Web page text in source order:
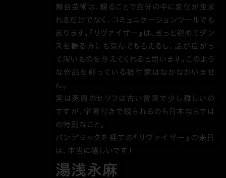
舞台芸術は、観ることで自分の中に変化が生ま
れるだけでなく、コミュニケーションツールでも
あります。『リヴァイザー』は、きっと初めてダン
スを観る方にも喜んでもらえるし、話が広がっ
て深いものを与えてくれると思います。このよう
な作品を創っている振付家はなかなかいませ
ん。
実は英語のセリフは古い言葉で少し難しいの
ですが、字幕付きで観られるのも日本ならでは
の特別なこと。
パンデミックを経ての『リヴァイザー』の来日
は、本当に嬉しいです！
湯浅永麻